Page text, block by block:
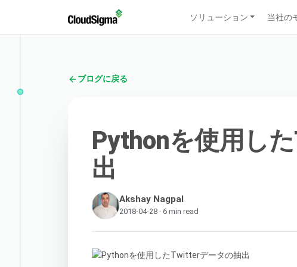
ソリューション 当社の
ブログに戻る
Pythonを使用し
出
Akshay Nagpal
2018-04-28 · 6 min read